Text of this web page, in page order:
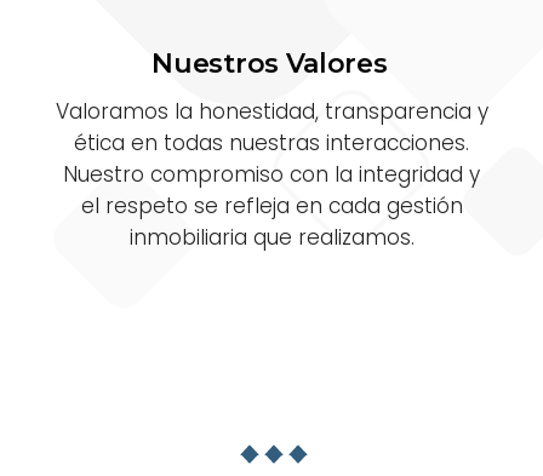
Nuestros Valores
Valoramos la honestidad, transparencia y
ética en todas nuestras interacciones.
Nuestro compromiso con la integridad y
el respeto se refleja en cada gestión
inmobiliaria que realizamos.